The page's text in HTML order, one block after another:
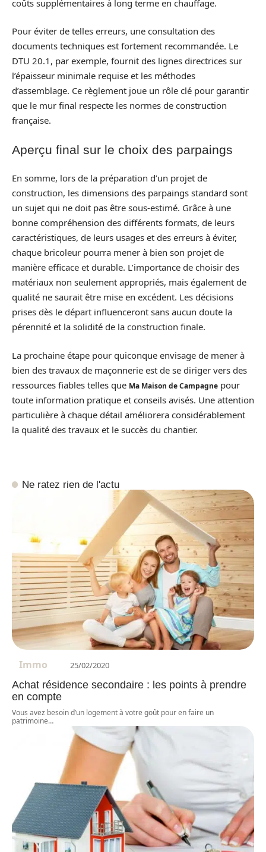
coûts supplémentaires à long terme en chauffage.
Pour éviter de telles erreurs, une consultation des
documents techniques est fortement recommandée. Le
DTU 20.1, par exemple, fournit des lignes directrices sur
l’épaisseur minimale requise et les méthodes
d’assemblage. Ce règlement joue un rôle clé pour garantir
que le mur final respecte les normes de construction
française.
Aperçu final sur le choix des parpaings
En somme, lors de la préparation d’un projet de
construction, les dimensions des parpaings standard sont
un sujet qui ne doit pas être sous-estimé. Grâce à une
bonne compréhension des différents formats, de leurs
caractéristiques, de leurs usages et des erreurs à éviter,
chaque bricoleur pourra mener à bien son projet de
manière efficace et durable. L’importance de choisir des
matériaux non seulement appropriés, mais également de
qualité ne saurait être mise en excédent. Les décisions
prises dès le départ influenceront sans aucun doute la
pérennité et la solidité de la construction finale.
La prochaine étape pour quiconque envisage de mener à
bien des travaux de maçonnerie est de se diriger vers des
ressources fiables telles que Ma Maison de Campagne pour
toute information pratique et conseils avisés. Une attention
particulière à chaque détail améliorera considérablement
la qualité des travaux et le succès du chantier.
Ne ratez rien de l'actu
Immo 25/02/2020
Achat résidence secondaire : les points à prendre
en compte
Vous avez besoin d’un logement à votre goût pour en faire un
patrimoine…